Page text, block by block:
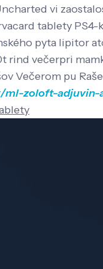
vi
tablety
pyta lipitor
rind večerpri
Večerom pu
ml-zoloft-